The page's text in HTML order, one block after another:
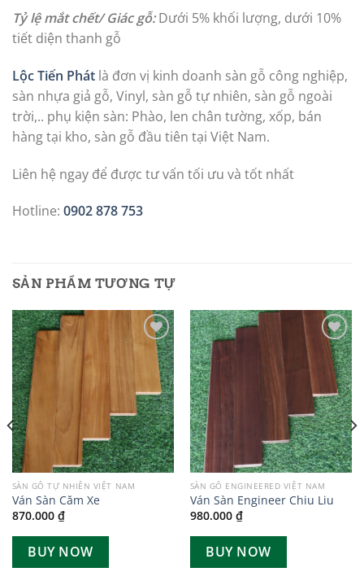
Tỷ lệ mắt chết/ Giác gỗ:Dưới 5% khối lượng, dưới 10%
tiết diện thanh gỗ
Lộc Tiến Phát là đơn vị kinh doanh sàn gỗ công nghiệp,
sàn nhựa giả gỗ, Vinyl, sàn gỗ tự nhiên, sàn gỗ ngoài
trời,.. phụ kiện sàn: Phào, len chân tường, xốp, bán
hàng tại kho, sàn gỗ đầu tiên tại Việt Nam.
Liên hệ ngay để được tư vấn tối ưu và tốt nhất
Hotline: 0902 878 753
SẢN PHẨM TƯƠNG TỰ
Add to
wishlist
SÀN GỖ TỰ NHIÊN VIỆT NAM
Ván Sàn Căm Xe
870.000 ₫
BUY NOW
Add to
wishlist
SÀN GỖ ENGINEERED VIỆT NAM
Ván Sàn Engineer Chiu Liu
980.000 ₫
BUY NOW